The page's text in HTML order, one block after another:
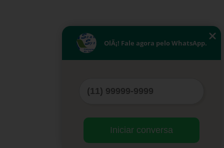
OlÃ¡! Fale agora pelo WhatsApp.
Iniciar conversa